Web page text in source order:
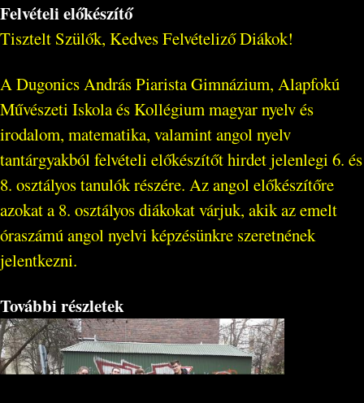
Felvételi előkészítő
Tisztelt Szülők, Kedves Felvételiző Diákok!
A Dugonics András Piarista Gimnázium, Alapfokú
Művészeti Iskola és Kollégium magyar nyelv és
irodalom, matematika, valamint angol nyelv
tantárgyakból felvételi előkészítőt hirdet jelenlegi 6. és
8. osztályos tanulók részére. Az angol előkészítőre
azokat a 8. osztályos diákokat várjuk, akik az emelt
óraszámú angol nyelvi képzésünkre szeretnének
jelentkezni.
További részletek